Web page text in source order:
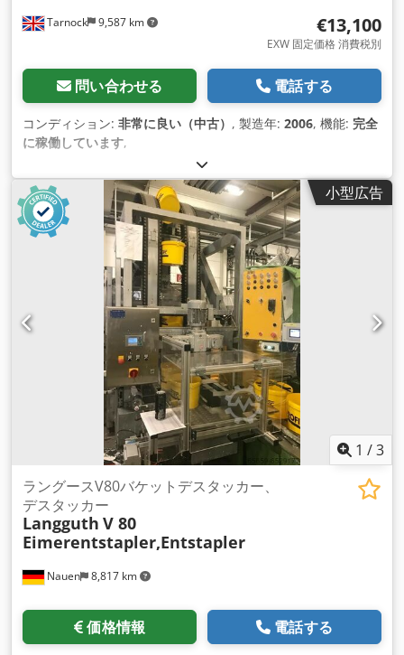
Tarnock 9,587 km €13,100
EXW 固定価格 消費税別
問い合わせる 電話する
コンディション: 非常に良い（中古） , 製造年: 2006, 機能: 完全
に稼働しています,
小型広告
1 /3
Nauen 8,817 km
ラングースV80バケットデスタッカー、
デスタッカー
Langguth V 80
Eimerentstapler,Entstapler
価格情報 電話する